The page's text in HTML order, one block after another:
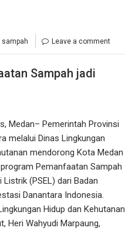
sampah Leave a comment
Sampah jadi
Medan– Pemerintah Provinsi
melalui Dinas Lingkungan
mendorong Kota Medan
Pemanfaatan Sampah
Listrik (PSEL) dari Badan
Danantara Indonesia.
Hidup dan Kehutanan
Heri Wahyudi Marpaung,